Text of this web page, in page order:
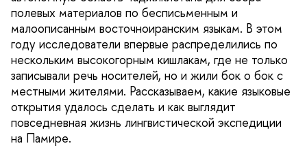
полевых материалов по бесписьменным и
малоописанным восточноиранским языкам. В этом
году исследователи впервые распределились по
нескольким высокогорным кишлакам, где не только
записывали речь носителей, но и жили бок о бок с
местными жителями. Рассказываем, какие языковые
открытия удалось сделать и как выглядит
повседневная жизнь лингвистической экспедиции
на Памире.